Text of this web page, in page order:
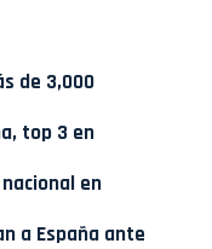
de 3,000
top 3 en
en
a España ante